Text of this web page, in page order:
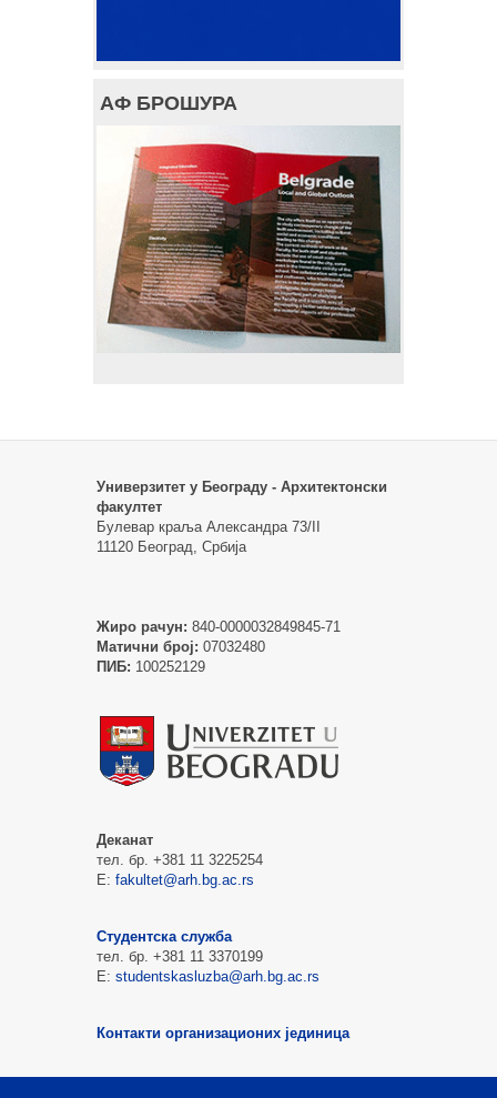
АФ БРОШУРА
Универзитет у Београду - Архитектонски
факултет
Булевар краља Александра 73/II
11120 Београд, Србија
Жиро рачун: 840-0000032849845-71
Матични број: 07032480
ПИБ: 100252129
Деканат
тел. бр. +381 11 3225254
Е: fakultet@arh.bg.ac.rs
Студентска служба
тел. бр. +381 11 3370199
Е: studentskasluzba@arh.bg.ac.rs
Контакти организационих јединица